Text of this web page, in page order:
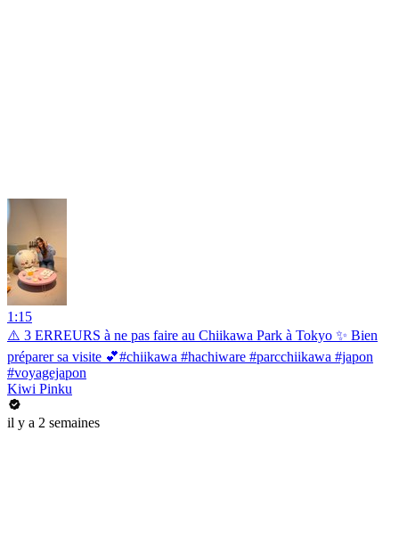
1:15
⚠️ 3 ERREURS à ne pas faire au Chiikawa Park à Tokyo ✨ Bien
préparer sa visite 💕#chiikawa #hachiware #parcchiikawa #japon
#voyagejapon
Kiwi Pinku
il y a 2 semaines